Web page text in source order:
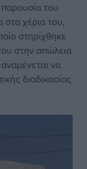
του
στα χέρια του,
στηρίχθηκε
στην απώλεια
να
διαδικασίας